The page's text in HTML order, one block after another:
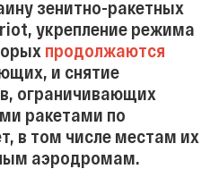
зенитно-ракетных
укрепление режима
продолжаются
и снятие
ограничивающих
ракетами по
в том числе местам их
аэродромам.